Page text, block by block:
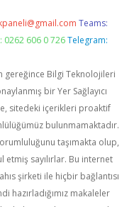
Teams:
0262 606 0 726 Telegram:
gereğince Bilgi Teknolojileri
bir Yer Sağlayıcı
sitedeki içerikleri proaktif
bulunmamaktadır.
taşımakta olup,
sayılırlar. Bu internet
şirketi ile hiçbir bağlantısı
hazırladığımız makaleler